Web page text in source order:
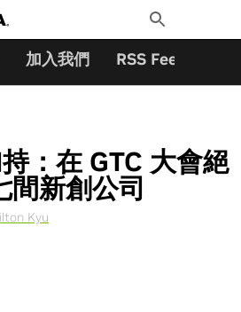
Toggle
Search
加入我們 RSS Feeds
：在 GTC 大會絕
間新創公司
Kyu